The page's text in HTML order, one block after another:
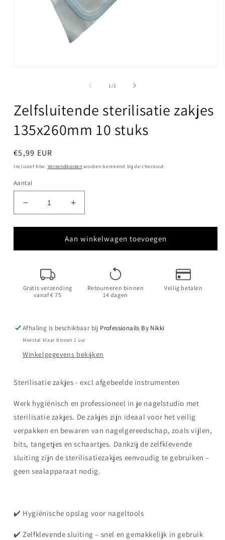
1/van
2
Zelfsluitende sterilisatie zakjes
135x260mm 10 stuks
Normale
prijs
€5,99 EUR
Inclusief btw. Verzendkosten worden berekend bij de checkout.
Aantal
Aantal
verlagen
voor
Zelfsluitende
sterilisatie
135x260mm
stuks
Aantal
verhogen
voor
Zelfsluitende
sterilisatie
135x260mm
stuks
Aan winkelwagen toevoegen
Gratis verzending
vanaf € 75
Retourneren binnen
14 dagen
Veilig betalen
Afhaling is beschikbaar bij Professionails By Nikki
Meestal klaar binnen 1 uur
Winkelgegevens bekijken
Sterilisatie zakjes - excl afgebeelde instrumenten
Werk hygiënisch en professioneel in je nagelstudio met
sterilisatie zakjes. De zakjes zijn ideaal voor het veilig
verpakken en bewaren van nagelgereedschap, zoals vijlen,
bits, tangetjes en schaartjes. Dankzij de zelfklevende
sluiting zijn de sterilisatiezakjes eenvoudig te gebruiken –
geen sealapparaat nodig.
✔️ Hygiënische opslag voor nageltools
✔️ Zelfklevende sluiting – snel en gemakkelijk in gebruik